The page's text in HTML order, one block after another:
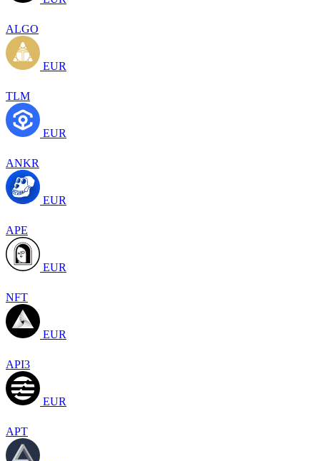
ALGO
EUR
TLM
EUR
ANKR
EUR
APE
EUR
NFT
EUR
API3
EUR
APT